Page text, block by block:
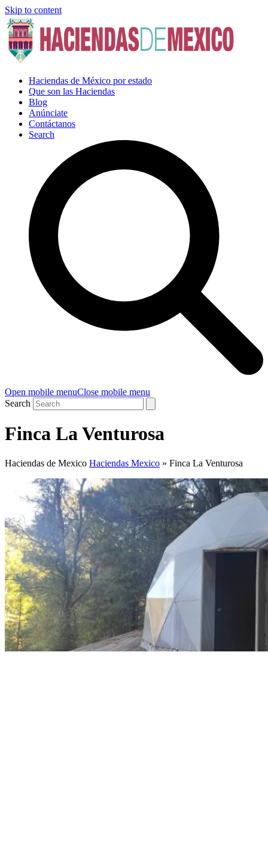
Skip to content
Haciendas de México por estado
Que son las Haciendas
Blog
Anúnciate
Contáctanos
Search
Open mobile menuClose mobile menu
Search
Finca La Venturosa
Haciendas de Mexico Haciendas Mexico » Finca La Venturosa